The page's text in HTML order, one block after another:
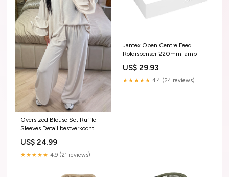
Oversized Blouse Set Ruffle
Sleeves Detail bestverkocht
US$ 24.99
★★★★★ 4.9 (21 reviews)
Jantex Open Centre Feed
Roldispenser 220mm lamp
US$ 29.93
★★★★★ 4.4 (24 reviews)